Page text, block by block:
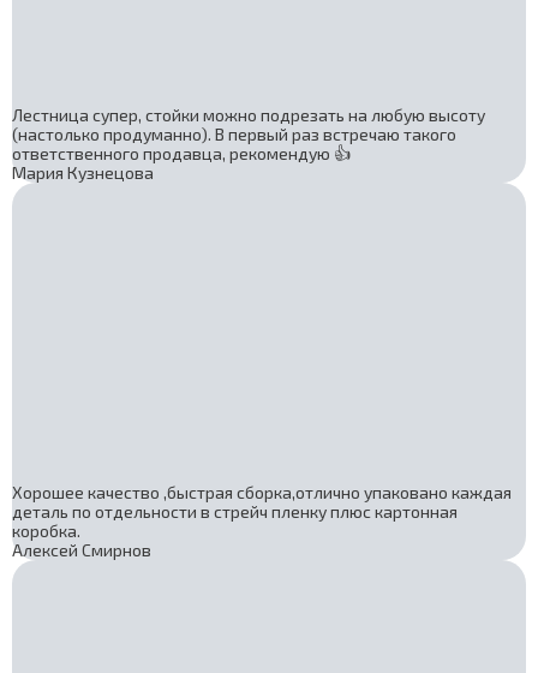
Лестница супер, стойки можно подрезать на любую высоту
(настолько продуманно). В первый раз встречаю такого
ответственного продавца, рекомендую 👍
Мария Кузнецова
Хорошее качество ,быстрая сборка,отлично упаковано каждая
деталь по отдельности в стрейч пленку плюс картонная
коробка.
Алексей Смирнов